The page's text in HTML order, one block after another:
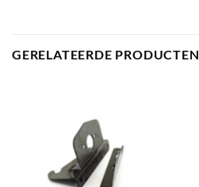
GERELATEERDE PRODUCTEN